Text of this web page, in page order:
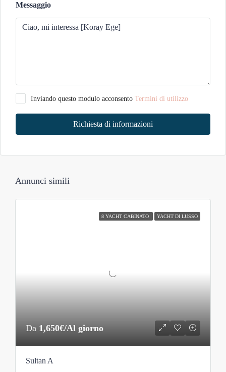
Messaggio
Inviando questo modulo acconsento Termini di utilizzo
Richiesta di informazioni
Annunci simili
8 YACHT CABINATO YACHT DI LUSSO
Da 1,650€/Al giorno
Sultan A